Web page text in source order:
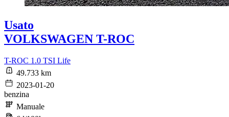
Usato
VOLKSWAGEN T-ROC
T-ROC 1.0 TSI Life
49.733 km
2023-01-20
benzina
Manuale